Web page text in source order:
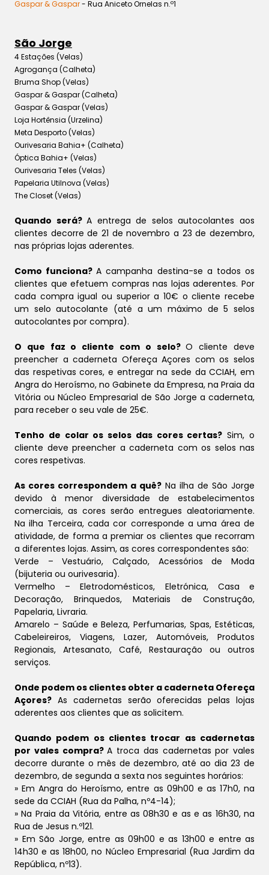
Gaspar & Gaspar- Rua Aniceto Ornelas n.º1
São Jorge
4 Estações (Velas)
Agrogança (Calheta)
Bruma Shop (Velas)
Gaspar & Gaspar (Calheta)
Gaspar & Gaspar (Velas)
Loja Hortênsia (Urzelina)
Meta Desporto (Velas)
Ourivesaria Bahia+ (Calheta)
Óptica Bahia+ (Velas)
Ourivesaria Teles (Velas)
Papelaria Utilnova (Velas)
The Closet (Velas)
Quando será?A entrega de selos autocolantes aos
clientes decorre de 21 de novembro a 23 de dezembro,
nas próprias lojas aderentes.
Como funciona?A campanha destina-se a todos os
clientes que efetuem compras nas lojas aderentes. Por
cada compra igual ou superior a 10€ o cliente recebe
um selo autocolante (até a um máximo de 5 selos
autocolantes por compra).
O que faz o cliente com o selo?O cliente deve
preencher a caderneta Ofereça Açores com os selos
das respetivas cores, e entregar na sede da CCIAH, em
Angra do Heroísmo, no Gabinete da Empresa, na Praia da
Vitória ou Núcleo Empresarial de São Jorge a caderneta,
para receber o seu vale de 25€.
Tenho de colar os selos das cores certas? Sim, o
cliente deve preencher a caderneta com os selos nas
cores respetivas.
As cores correspondem a quê? Na ilha de São Jorge
devido à menor diversidade de estabelecimentos
comerciais, as cores serão entregues aleatoriamente.
Na ilha Terceira, cada cor corresponde a uma área de
atividade, de forma a premiar os clientes que recorram
a diferentes lojas. Assim, as cores correspondentes são:
Verde – Vestuário, Calçado, Acessórios de Moda
(bijuteria ou ourivesaria).
Vermelho – Eletrodomésticos, Eletrónica, Casa e
Decoração, Brinquedos, Materiais de Construção,
Papelaria, Livraria.
Amarelo – Saúde e Beleza, Perfumarias, Spas, Estéticas,
Cabeleireiros, Viagens, Lazer, Automóveis, Produtos
Regionais, Artesanato, Café, Restauração ou outros
serviços.
Onde podem os clientes obter a caderneta Ofereça
Açores? As cadernetas serão oferecidas pelas lojas
aderentes aos clientes que as solicitem.
Quando podem os clientes trocar as cadernetas
por vales compra?A troca das cadernetas por vales
decorre durante o mês de dezembro, até ao dia 23 de
dezembro, de segunda a sexta nos seguintes horários:
» Em Angra do Heroísmo, entre as 09h00 e as 17h0, na
sede da CCIAH (Rua da Palha, nº4-14);
» Na Praia da Vitória, entre as 08h30 e as e as 16h30, na
Rua de Jesus n.º121.
» Em São Jorge, entre as 09h00 e as 13h00 e entre as
14h30 e as 18h00, no Núcleo Empresarial (Rua Jardim da
República, nº13).